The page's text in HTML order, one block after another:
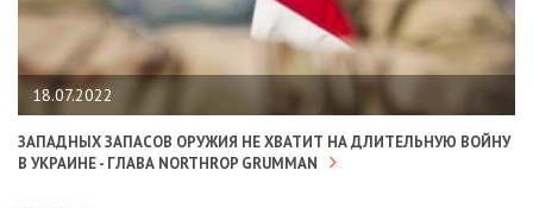
18.07.2022
ЗАПАДНЫХ ЗАПАСОВ ОРУЖИЯ НЕ ХВАТИТ НА ДЛИТЕЛЬНУЮ ВОЙНУ
В УКРАИНЕ - ГЛАВА NORTHROP GRUMMAN